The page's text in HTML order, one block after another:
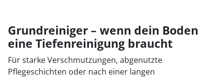
Grundreiniger – wenn dein Boden
eine Tiefenreinigung braucht
Für starke Verschmutzungen, abgenutzte
Pflegeschichten oder nach einer langen